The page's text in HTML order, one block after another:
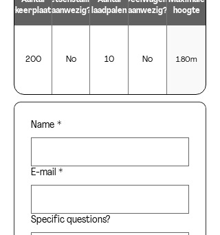
parkeerplaatsenaanwezig? laadpalen aanwezig?
hoogte
200 No 10 No 1.80m
Name *
E-mail *
Specific questions?